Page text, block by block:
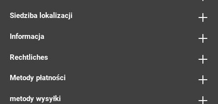
Siedziba lokalizacji
Informacja
Rechtliches
Metody płatności
metody wysyłki